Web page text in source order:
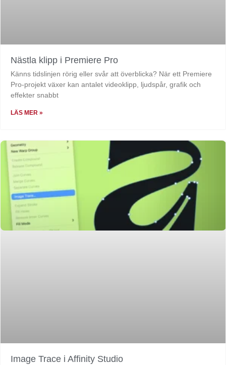
Nästla klipp i Premiere Pro
Känns tidslinjen rörig eller svår att överblicka? När ett Premiere
Pro-projekt växer kan antalet videoklipp, ljudspår, grafik och
effekter snabbt
LÄS MER »
Image Trace i Affinity Studio